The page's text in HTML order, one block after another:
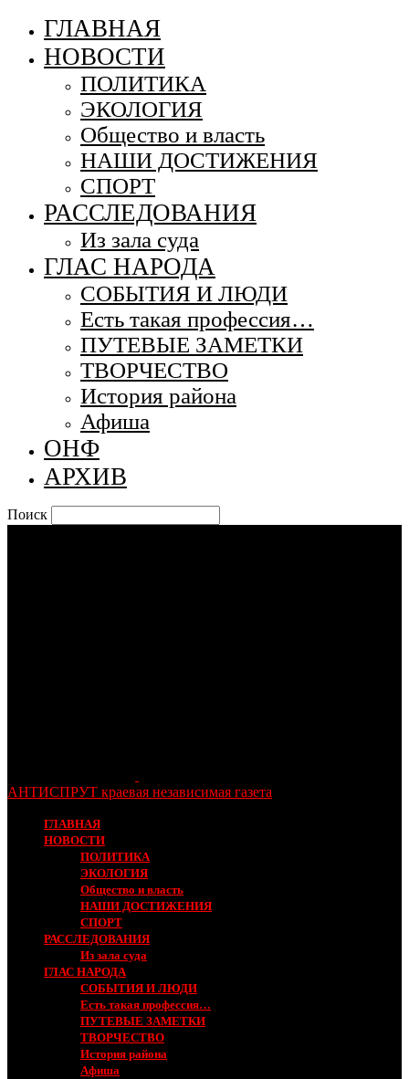
ГЛАВНАЯ
НОВОСТИ
ПОЛИТИКА
ЭКОЛОГИЯ
Общество и власть
НАШИ ДОСТИЖЕНИЯ
СПОРТ
РАССЛЕДОВАНИЯ
Из зала суда
ГЛАС НАРОДА
СОБЫТИЯ И ЛЮДИ
Есть такая профессия…
ПУТЕВЫЕ ЗАМЕТКИ
ТВОРЧЕСТВО
История района
Афиша
ОНФ
АРХИВ
Поиск
АНТИСПРУТ краевая независимая газета
ГЛАВНАЯ
НОВОСТИ
ПОЛИТИКА
ЭКОЛОГИЯ
Общество и власть
НАШИ ДОСТИЖЕНИЯ
СПОРТ
РАССЛЕДОВАНИЯ
Из зала суда
ГЛАС НАРОДА
СОБЫТИЯ И ЛЮДИ
Есть такая профессия…
ПУТЕВЫЕ ЗАМЕТКИ
ТВОРЧЕСТВО
История района
Афиша